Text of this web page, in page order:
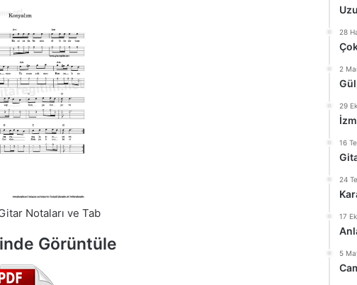
Notaları ve Tab
Görüntüle
28
2
29
16
24
17
5